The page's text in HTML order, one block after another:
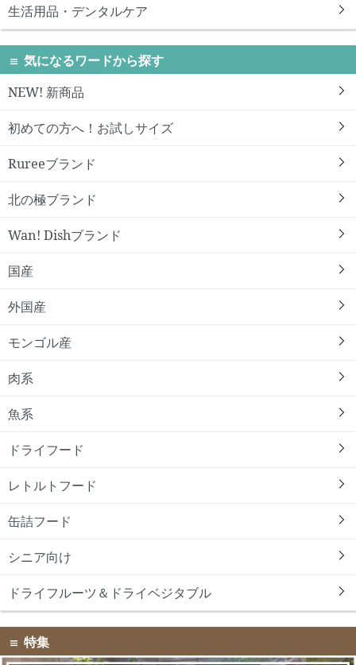
生活用品・デンタルケア
気になるワードから探す
NEW! 新商品
初めての方へ！お試しサイズ
Rureeブランド
北の極ブランド
Wan! Dishブランド
国産
外国産
モンゴル産
肉系
魚系
ドライフード
レトルトフード
缶詰フード
シニア向け
ドライフルーツ＆ドライベジタブル
特集